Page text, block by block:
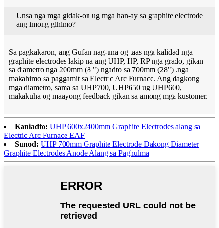
Unsa nga mga gidak-on ug mga han-ay sa graphite electrode
ang imong gihimo?
Sa pagkakaron, ang Gufan nag-una og taas nga kalidad nga
graphite electrodes lakip na ang UHP, HP, RP nga grado, gikan
sa diametro nga 200mm (8 ") ngadto sa 700mm (28") .nga
makahimo sa paggamit sa Electric Arc Furnace. Ang dagkong
mga diametro, sama sa UHP700, UHP650 ug UHP600,
makakuha og maayong feedback gikan sa among mga kustomer.
Kaniadto: UHP 600x2400mm Graphite Electrodes alang sa
Electric Arc Furnace EAF
Sunod: UHP 700mm Graphite Electrode Dakong Diameter
Graphite Electrodes Anode Alang sa Paghulma